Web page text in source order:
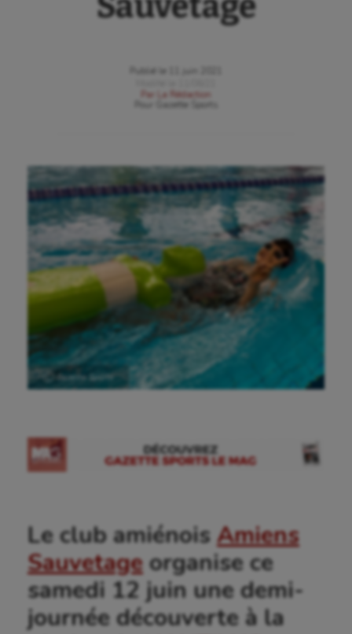
Publié le
Par
La Rédaction
Gazette Sports
Ⓒ Gazette Sports
Le club amiénoisAmiens
Sauvetageorganise ce
samedi 12 juin une demi-
journée découverte à la